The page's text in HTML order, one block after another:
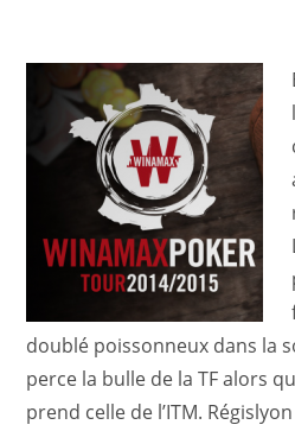
doublé poissonneux dans la
perce la bulle de la TF alors
prend celle de l’ITM.